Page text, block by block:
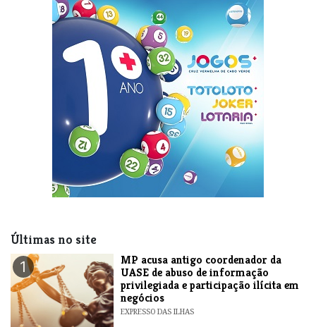
Últimas no site
1
MP acusa antigo coordenador da
UASE de abuso de informação
privilegiada e participação ilícita em
negócios
EXPRESSO DAS ILHAS